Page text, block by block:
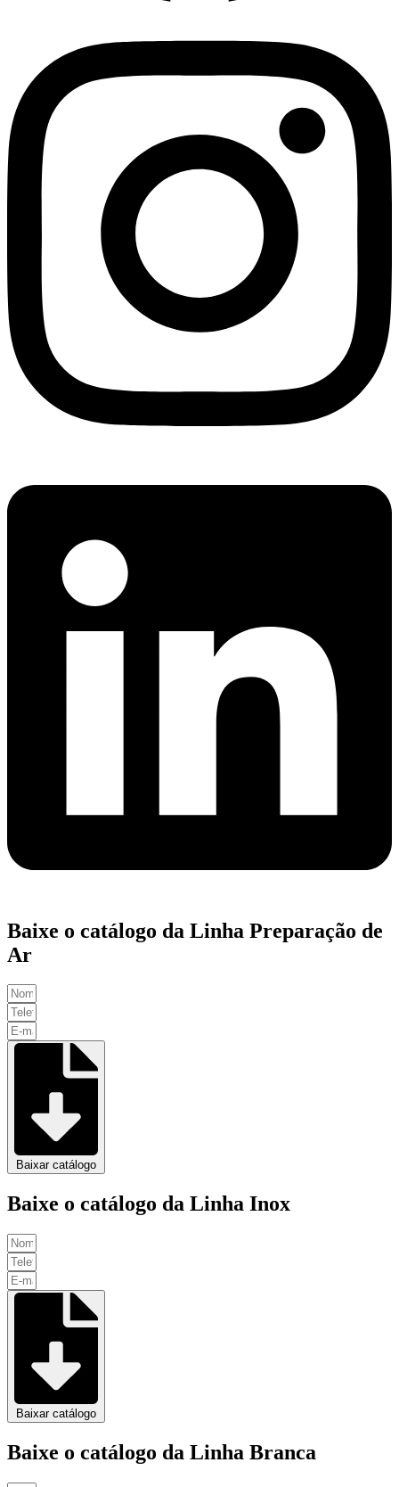
Baixe o catálogo da Linha Preparação de
Ar
Baixar catálogo
Baixe o catálogo da Linha Inox
Baixar catálogo
Baixe o catálogo da Linha Branca